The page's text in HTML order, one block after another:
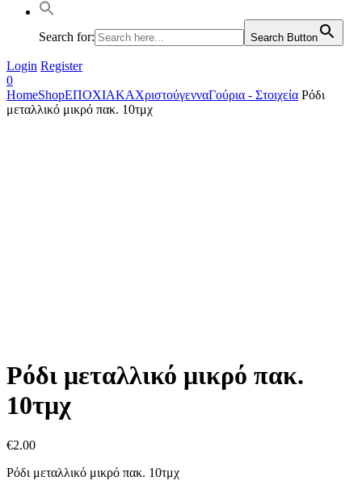
Search for: Search Button
Login Register
0
HomeShopΕΠΟΧΙΑΚΑΧριστούγενναΓούρια - Στοιχεία Ρόδι
μεταλλικό μικρό πακ. 10τμχ
Ρόδι μεταλλικό μικρό πακ.
10τμχ
€2.00
Ρόδι μεταλλικό μικρό πακ. 10τμχ